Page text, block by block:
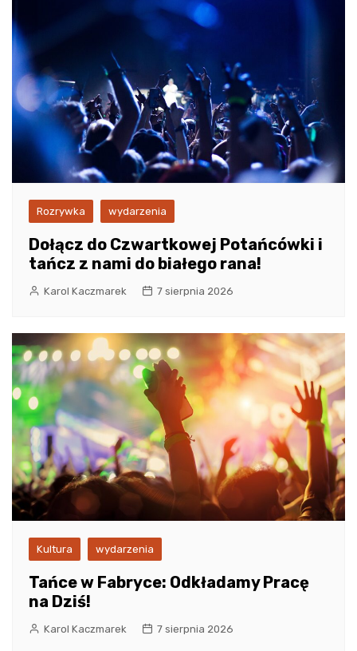
Rozrywka wydarzenia
Dołącz do Czwartkowej Potańcówki i
tańcz z nami do białego rana!
Karol Kaczmarek 7 sierpnia 2026
Kultura wydarzenia
Tańce w Fabryce: Odkładamy Pracę
na Dziś!
Karol Kaczmarek 7 sierpnia 2026